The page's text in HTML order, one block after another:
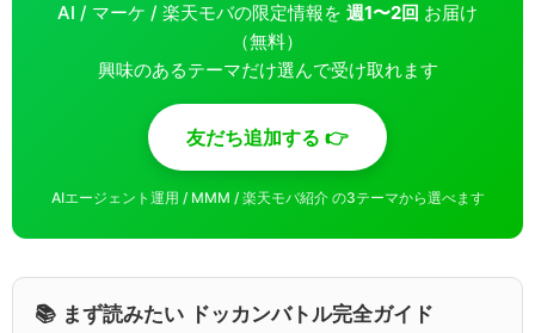
AI / マーケ / 楽天モバの限定情報を 週1〜2回 お届け
（無料）
興味のあるテーマだけ選んで受け取れます
友だち追加する 👉
AIエージェント運用 / MMM / 楽天モバ紹介 の3テーマから選べます
📚 まず読みたい ドッカンバトル完全ガイド